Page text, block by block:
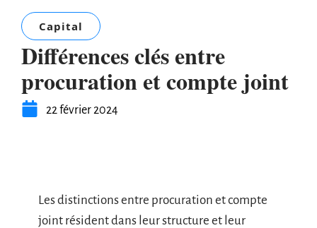
Capital
Différences clés entre
procuration et compte joint
22 février 2024
Les distinctions entre procuration et compte
joint résident dans leur structure et leur